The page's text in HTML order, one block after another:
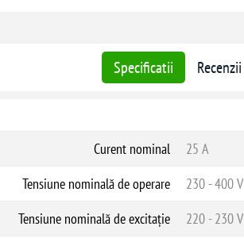
Specificatii Recenzii
Curent nominal
25 A
Tensiune nominală de operare
230 - 400 V
Tensiune nominală de excitație
220 - 230 V